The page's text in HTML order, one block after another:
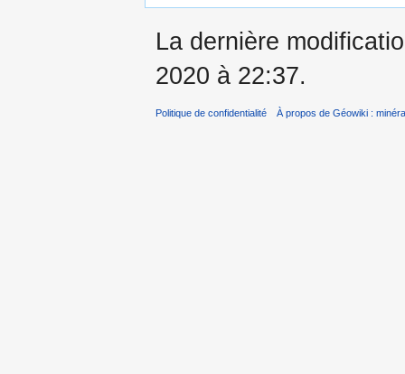
La dernière
2020 à 22:37.
Politique de confidentialité À propos de Géowiki :